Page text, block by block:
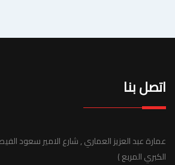
اتصل بنا
عمارة عبد العزيز العماري , شارع الامير سعود
الكبري المربع )